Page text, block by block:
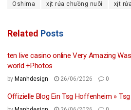
Oshima xịt rửa chuồng nuôi xịt
Related Posts
ten live casino online Very Amazing
world +Photos
by Manhdesign 26/06/2026 0
Offizielle Blog Ein Tsg Hoffenheim »